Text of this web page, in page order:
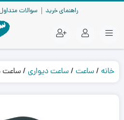
راهنمای خرید سوالات
خانه /ساعت /ساعت دیواری / ساعت